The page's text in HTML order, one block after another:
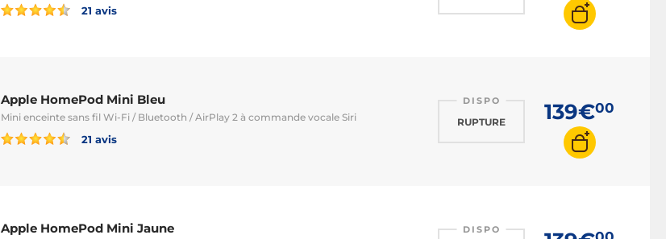
21 avis
Apple HomePod Mini Bleu
Mini enceinte sans fil Wi-Fi / Bluetooth / AirPlay 2 à commande vocale Siri
21 avis
DISPO
RUPTURE 139€00
Apple HomePod Mini Jaune DISPO